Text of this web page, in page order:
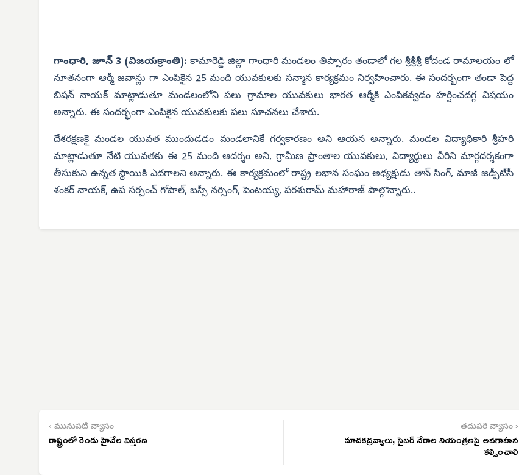
గాంధారి, జూన్ 3 (విజయక్రాంతి): కామారెడ్డి జిల్లా గాంధారి మండలం తిప్పారం తండాలో గల శ్రీశ్రీశ్రీ కోదండ రామాలయం లో
నూతనంగా ఆర్మీ జవాన్లు గా ఎంపికైన 25 మంది యువకులకు సన్మాన కార్యక్రమం నిర్వహించారు. ఈ సందర్భంగా తండా పెద్ద
బిషన్ నాయక్ మాట్లాడుతూ మండలంలోని పలు గ్రామాల యువకులు భారత ఆర్మీకి ఎంపికవ్వడం హర్షించదగ్గ విషయం
అన్నారు. ఈ సందర్భంగా ఎంపికైన యువకులకు పలు సూచనలు చేశారు.
దేశరక్షణకై మండల యువత ముందుడడం మండలానికే గర్వకారణం అని ఆయన అన్నారు. మండల విద్యాధికారి శ్రీహరి
మాట్లాడుతూ నేటి యువతకు ఈ 25 మంది ఆదర్శం అని, గ్రామీణ ప్రాంతాల యువకులు, విద్యార్థులు వీరిని మార్గదర్శకంగా
తీసుకుని ఉన్నత స్థాయికి ఎదగాలని అన్నారు. ఈ కార్యక్రమంలో రాష్ట్ర లభాన సంఘం అధ్యక్షుడు తాన్ సింగ్, మాజీ జడ్పీటీసీ
శంకర్ నాయక్, ఉప సర్పంచ్ గోపాల్, బస్సీ నర్సింగ్, పెంటయ్య, పరశురామ్ మహారాజ్ పాల్గొన్నారు..
‹ మునుపటి వ్యాసం
రాష్ట్రంలో రెండు హైవేల విస్తరణ
తదుపరి వ్యాసం ›
మాదకద్రవ్యాలు, సైబర్ నేరాల నియంత్రణపై అవగాహన
కల్పించాలి